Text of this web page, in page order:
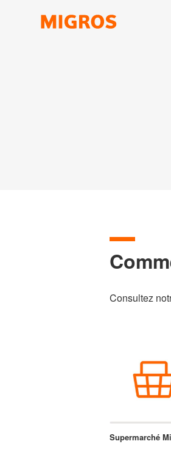
Consultez
Supermarché